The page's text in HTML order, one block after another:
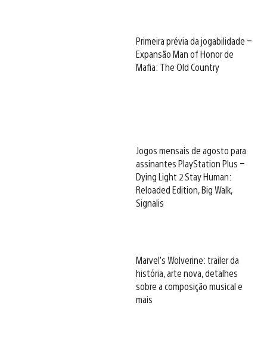
Primeira prévia da jogabilidade –
Expansão Man of Honor de
Mafia: The Old Country
Jogos mensais de agosto para
assinantes PlayStation Plus –
Dying Light 2 Stay Human:
Reloaded Edition, Big Walk,
Signalis
Marvel’s Wolverine: trailer da
história, arte nova, detalhes
sobre a composição musical e
mais